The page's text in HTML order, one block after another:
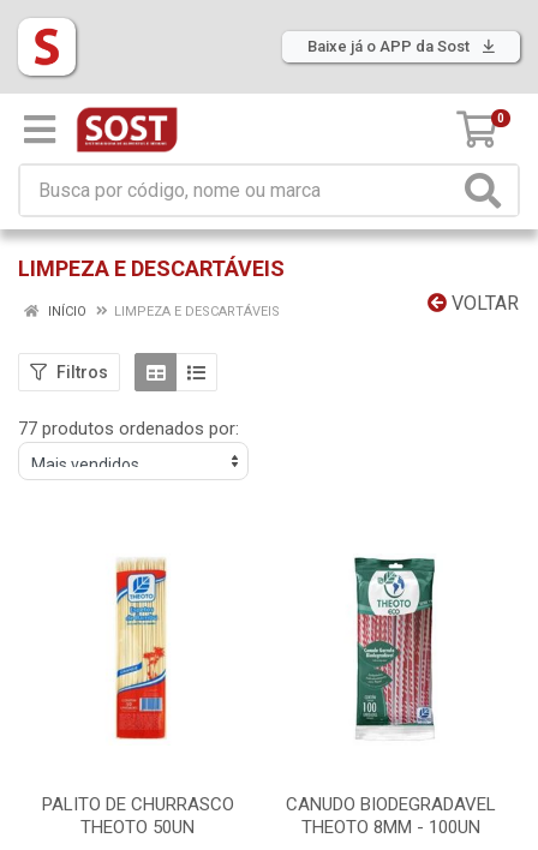
Baixe já o APP da Sost
0
LIMPEZA E DESCARTÁVEIS
VOLTAR
INÍCIO LIMPEZA E DESCARTÁVEIS
Filtros
77 produtos ordenados por:
PALITO DE CHURRASCO
THEOTO 50UN
CANUDO BIODEGRADAVEL
THEOTO 8MM - 100UN